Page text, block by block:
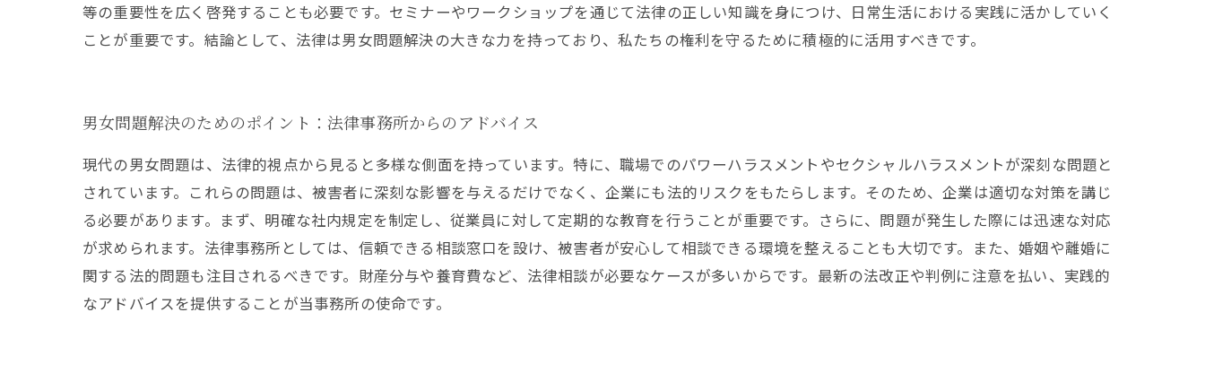
等の重要性を広く啓発することも必要です。セミナーやワークショップを通じて法律の正しい知識を身につけ、日常生活における実践に活かしていく
ことが重要です。結論として、法律は男女問題解決の大きな力を持っており、私たちの権利を守るために積極的に活用すべきです。
男女問題解決のためのポイント：法律事務所からのアドバイス
現代の男女問題は、法律的視点から見ると多様な側面を持っています。特に、職場でのパワーハラスメントやセクシャルハラスメントが深刻な問題と
されています。これらの問題は、被害者に深刻な影響を与えるだけでなく、企業にも法的リスクをもたらします。そのため、企業は適切な対策を講じ
る必要があります。まず、明確な社内規定を制定し、従業員に対して定期的な教育を行うことが重要です。さらに、問題が発生した際には迅速な対応
が求められます。法律事務所としては、信頼できる相談窓口を設け、被害者が安心して相談できる環境を整えることも大切です。また、婚姻や離婚に
関する法的問題も注目されるべきです。財産分与や養育費など、法律相談が必要なケースが多いからです。最新の法改正や判例に注意を払い、実践的
なアドバイスを提供することが当事務所の使命です。